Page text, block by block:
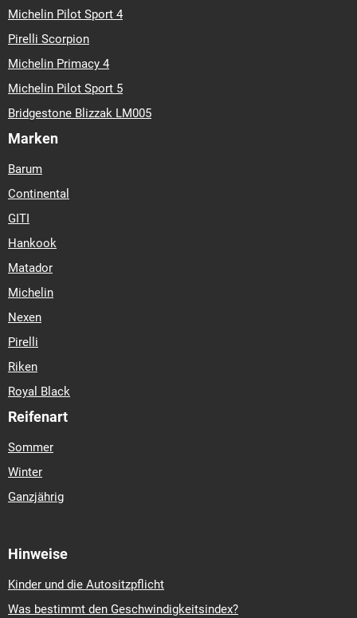
Michelin Pilot Sport 4
Pirelli Scorpion
Michelin Primacy 4
Michelin Pilot Sport 5
Bridgestone Blizzak LM005
Marken
Barum
Continental
GITI
Hankook
Matador
Michelin
Nexen
Pirelli
Riken
Royal Black
Reifenart
Sommer
Winter
Ganzjährig
Hinweise
Kinder und die Autositzpflicht
Was bestimmt den Geschwindigkeitsindex?